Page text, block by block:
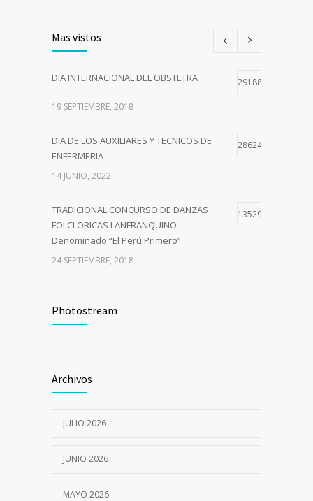
Mas vistos
DIA INTERNACIONAL DEL OBSTETRA 29188
19 SEPTIEMBRE, 2018
DIA DE LOS AUXILIARES Y TECNICOS DE
ENFERMERIA
28624
14 JUNIO, 2022
TRADICIONAL CONCURSO DE DANZAS
FOLCLORICAS LANFRANQUINO
Denominado “El Perú Primero”
13529
24 SEPTIEMBRE, 2018
Seguridad y Salud en el Trabajo del Sector
Público
I CAMPAÑA DE SALUD INTEGRAL GRATUITA
Photostream
Archivos
JULIO 2026
JUNIO 2026
MAYO 2026